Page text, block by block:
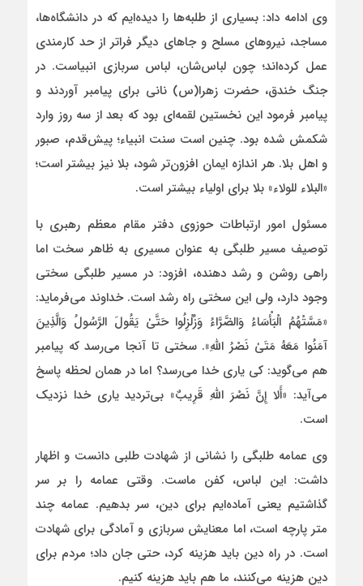
وی ادامه داد: بسیاری از طلبه‌ها را دیده‌ایم که در دانشگاه‌ها،
مساجد، نیروهای مسلح و جاهای دیگر فراتر از حد کارمندی
عمل کرده‌اند؛ چون لباس‌شان، لباس سربازی انبیاست. در
جنگ خندق، حضرت زهرا(س) نانی برای پیامبر آوردند و
پیامبر فرمود این نخستین لقمه‌ای بود که بعد از سه روز وارد
شکمش شده بود. چنین است سنت انبیاء؛ پیش‌قدم، صبور
و اهل بلا. هر اندازه ایمان افزون‌تر شود، بلا نیز بیشتر است؛
«البلاء للولاء» بلا برای اولیاء بیشتر است.
مسئول امور ارتباطات حوزوی دفتر مقام معظم رهبری با
توصیف مسیر طلبگی به عنوان مسیری به ظاهر سخت اما
راهی روشن و رشد دهنده، افزود: در مسیر طلبگی سختی
وجود دارد، ولی این سختی راه رشد است. خداوند می‌فرماید:
«مَسَّتْهُمُ الْبَأْسَاءُ وَالضَّرَّاءُ وَزُلْزِلُوا حَتَّىٰ یَقُولَ الرَّسُولُ وَالَّذِینَ
آمَنُوا مَعَهُ مَتَىٰ نَصْرُ اللَّهِ». سختی تا آنجا می‌رسد که پیامبر
هم می‌گوید: کی یاری خدا می‌رسد؟ اما در همان لحظه پاسخ
می‌آید: «أَلا إِنَّ نَصْرَ اللَّهِ قَرِیبٌ» بی‌تردید یاری خدا نزدیک
است.
وی عمامه طلبگی را نشانی از شهادت طلبی دانست و اظهار
داشت: این لباس، کفن ماست. وقتی عمامه را بر سر
گذاشتیم یعنی آماده‌ایم برای دین، سر بدهیم. عمامه چند
متر پارچه است، اما معنایش سربازی و آمادگی برای شهادت
است. در راه دین باید هزینه کرد، حتی جان داد؛ مردم برای
دین هزینه می‌کنند، ما هم باید هزینه کنیم.